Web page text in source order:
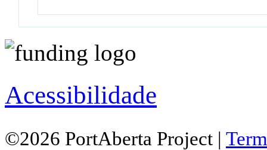
Acessibilidade
©2026 PortAberta Project |